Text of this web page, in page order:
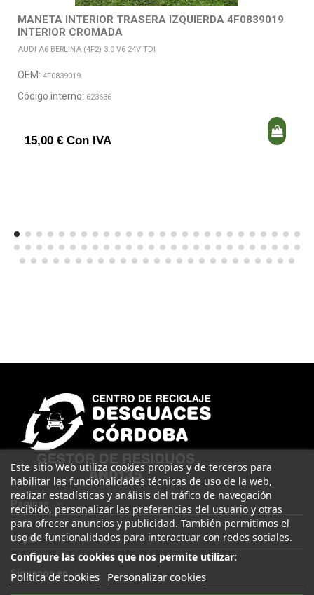
MANETA INTERIOR TRASERA IZQUIERDA 4F0839019
INTERIOR CROMADA
AUDI A6 BERLINA (4F2) 3.0 V6 24V TDI
OEM: 4F0839019
Código interno: 623636
15,00 € Con IVA
Páginas
Legal
Este sitio Web utiliza cookies propias y de terceros para
habilitar las funcionalidades técnicas de uso de la web,
realizar estadísticas y análisis del tráfico de navegación
recibido, personalizar las preferencias del usuario y otras
para ofrecer anuncios y publicidad. También permitimos el
uso de funcionalidades para interactuar con redes sociales.
Configure las cookies que nos permite utilizar:
Política de cookies Personalizar cookies
Síguenos en